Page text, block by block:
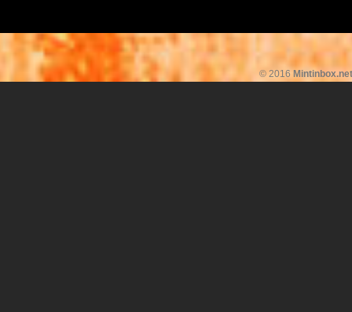
© 2016 Mintinbox.net